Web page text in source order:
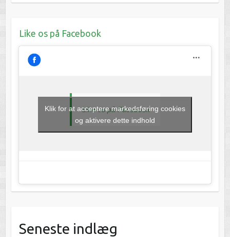
Like os på Facebook
Like os på Facebook
Klik for at acceptere markedsføring cookies
og aktivere dette indhold
Seneste indlæg